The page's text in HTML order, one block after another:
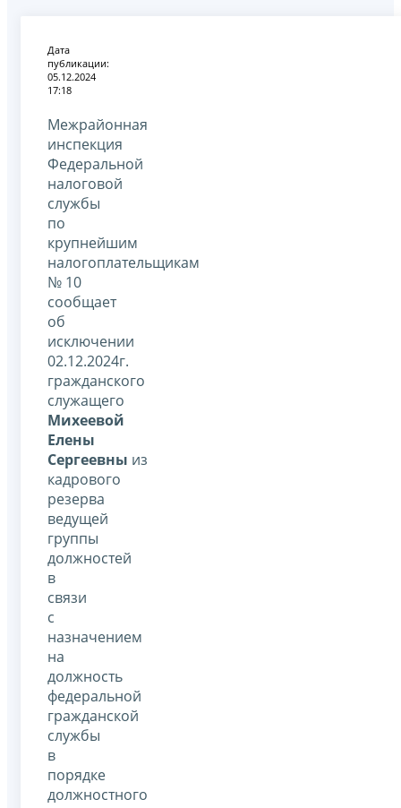
Дата
публикации:
05.12.2024
17:18
Межрайонная
инспекция
Федеральной
налоговой
службы
по
крупнейшим
налогоплательщикам
№ 10
сообщает
об
исключении
02.12.2024г.
гражданского
служащего
Михеевой
Елены
Сергеевны из
кадрового
резерва
ведущей
группы
должностей
в
связи
с
назначением
на
должность
федеральной
гражданской
службы
в
порядке
должностного